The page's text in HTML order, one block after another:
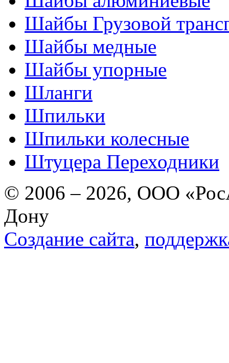
Шайбы Грузовой
Шайбы медные
Шайбы упорные
Шланги
Шпильки
Шпильки колесные
Штуцера Переходники
© 2006 – 2026, ООО
Дону
Создание сайта,